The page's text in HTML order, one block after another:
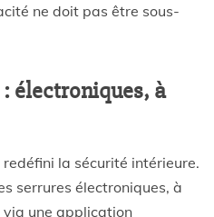
ne doit pas être sous-
électroniques, à
la sécurité intérieure.
serrures électroniques, à
via une application